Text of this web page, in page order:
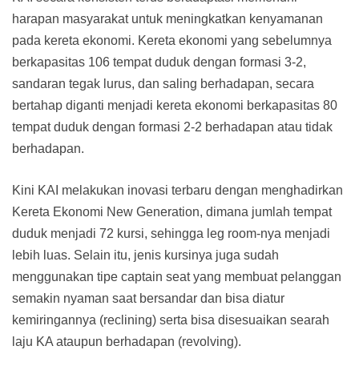
harapan masyarakat untuk meningkatkan kenyamanan
pada kereta ekonomi. Kereta ekonomi yang sebelumnya
berkapasitas 106 tempat duduk dengan formasi 3-2,
sandaran tegak lurus, dan saling berhadapan, secara
bertahap diganti menjadi kereta ekonomi berkapasitas 80
tempat duduk dengan formasi 2-2 berhadapan atau tidak
berhadapan.
Kini KAI melakukan inovasi terbaru dengan menghadirkan
Kereta Ekonomi New Generation, dimana jumlah tempat
duduk menjadi 72 kursi, sehingga leg room-nya menjadi
lebih luas. Selain itu, jenis kursinya juga sudah
menggunakan tipe captain seat yang membuat pelanggan
semakin nyaman saat bersandar dan bisa diatur
kemiringannya (reclining) serta bisa disesuaikan searah
laju KA ataupun berhadapan (revolving).